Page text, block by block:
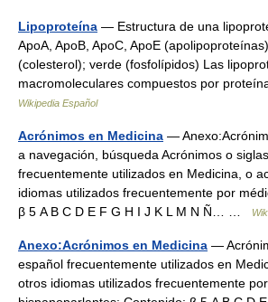
Lipoproteína — Estructura de una
ApoA, ApoB, ApoC, ApoE
(colesterol); verde (fosfolípidos) Las
macromoleculares compuestos por
Wikipedia Español
Acrónimos en Medicina —
a navegación, búsqueda Acrónimos o
frecuentemente utilizados en Medicina, o
idiomas utilizados frecuentemente por
β 5 A B C D E F G H I J K L M N Ñ… …
Anexo:Acrónimos en Medicina —
español frecuentemente utilizados en
otros idiomas utilizados frecuentemente